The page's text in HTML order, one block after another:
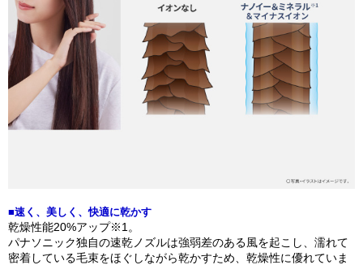
■速く、美しく、​快適に乾かす​
乾燥性能20%アップ※1。
パナソニック独自の速乾ノズルは強弱差のある風を起こし、濡れて
密着している毛束をほぐしながら乾かすため、乾燥性に優れていま